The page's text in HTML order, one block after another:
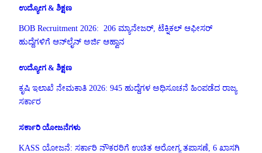
ಉದ್ಯೋಗ & ಶಿಕ್ಷಣ
BOB Recruitment 2026: 206 ಮ್ಯಾನೇಜರ್, ಟೆಕ್ನಿಕಲ್ ಆಫೀಸರ್
ಹುದ್ದೆಗಳಿಗೆ ಆನ್‌ಲೈನ್ ಅರ್ಜಿ ಆಹ್ವಾನ
ಉದ್ಯೋಗ & ಶಿಕ್ಷಣ
ಕೃಷಿ ಇಲಾಖೆ ನೇಮಕಾತಿ 2026: 945 ಹುದ್ದೆಗಳ ಅಧಿಸೂಚನೆ ಹಿಂಪಡೆದ ರಾಜ್ಯ
ಸರ್ಕಾರ
ಸರ್ಕಾರಿ ಯೋಜನೆಗಳು
KASS ಯೋಜನೆ: ಸರ್ಕಾರಿ ನೌಕರರಿಗೆ ಉಚಿತ ಆರೋಗ್ಯ ತಪಾಸಣೆ, 6 ಖಾಸಗಿ